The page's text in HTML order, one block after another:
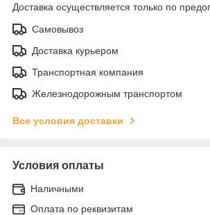
Доставка осуществляется только по
Самовывоз
Доставка курьером
Транспортная компания
Железнодорожным транспортом
Все условия доставки
Условия оплаты
Наличными
Оплата по реквизитам